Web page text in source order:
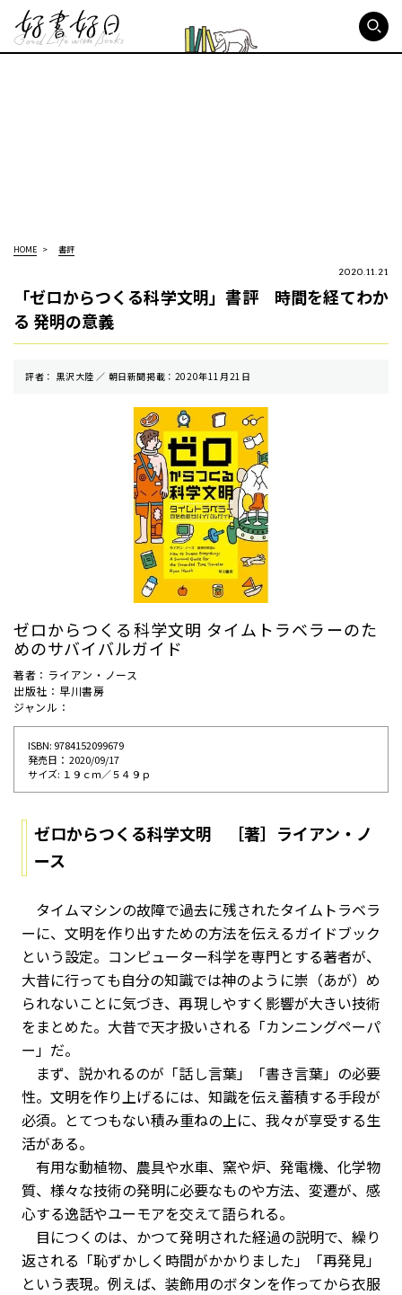
HOME 書評
2020.11.21
「ゼロからつくる科学文明」書評 時間を経てわか
る 発明の意義
評者： 黒沢大陸 ／ 朝⽇新聞掲載：2020年11月21日
ゼロからつくる科学文明 タイムトラベラーのた
めのサバイバルガイド
著者：ライアン・ノース
出版社：早川書房
ジャンル：
ISBN: 9784152099679
発売⽇： 2020/09/17
サイズ: １９ｃｍ／５４９ｐ
ゼロからつくる科学文明 ［著］ライアン・ノ
ース
タイムマシンの故障で過去に残されたタイムトラベラ
ーに、文明を作り出すための方法を伝えるガイドブック
という設定。コンピューター科学を専門とする著者が、
大昔に行っても自分の知識では神のように崇（あが）め
られないことに気づき、再現しやすく影響が大きい技術
をまとめた。大昔で天才扱いされる「カンニングペーパ
ー」だ。
まず、説かれるのが「話し言葉」「書き言葉」の必要
性。文明を作り上げるには、知識を伝え蓄積する手段が
必須。とてつもない積み重ねの上に、我々が享受する生
活がある。
有用な動植物、農具や水車、窯や炉、発電機、化学物
質、様々な技術の発明に必要なものや方法、変遷が、感
心する逸話やユーモアを交えて語られる。
目につくのは、かつて発明された経過の説明で、繰り
返される「恥ずかしく時間がかかりました」「再発見」
という表現。例えば、装飾用のボタンを作ってから衣服